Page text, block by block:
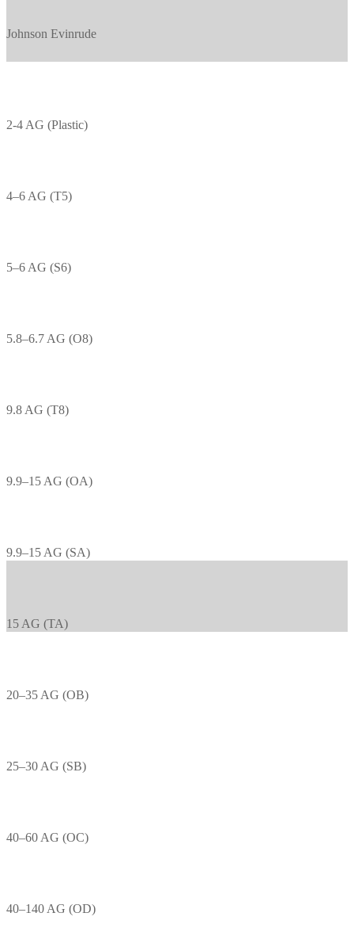
Johnson Evinrude
2-4 AG (Plastic)
4–6 AG (T5)
5–6 AG (S6)
5.8–6.7 AG (O8)
9.8 AG (T8)
9.9–15 AG (OA)
9.9–15 AG (SA)
15 AG (TA)
20–35 AG (OB)
25–30 AG (SB)
40–60 AG (OC)
40–140 AG (OD)